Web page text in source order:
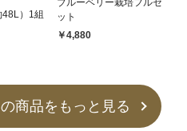
）1組
ブルーベリー栽培フルセ
ット
￥4,880
商品をもっと見る